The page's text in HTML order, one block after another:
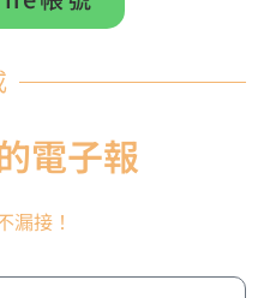
柄 中軟
車
電子報
漏接！